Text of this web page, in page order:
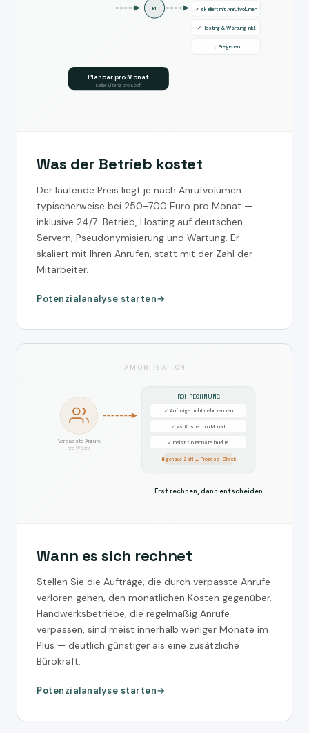
KI ✓ skaliert mit Anrufvolumen
✓ Hosting & Wartung inkl.
→ Freigeben
Planbar pro Monat
Keine Lizenz pro Kopf
Was der Betrieb kostet
Der laufende Preis liegt je nach Anrufvolumen
typischerweise bei 250–700 Euro pro Monat —
inklusive 24/7-Betrieb, Hosting auf deutschen
Servern, Pseudonymisierung und Wartung. Er
skaliert mit Ihren Anrufen, statt mit der Zahl der
Mitarbeiter.
Potenzialanalyse starten
AMORTISATION
Verpasste Anrufe
pro Woche
ROI-RECHNUNG
✓ Aufträge nicht mehr verloren
✓ vs. Kosten pro Monat
✓ meist < 6 Monate im Plus
⏸ genaue Zahl → Prozess-Check
Erst rechnen, dann entscheiden
Wann es sich rechnet
Stellen Sie die Aufträge, die durch verpasste Anrufe
verloren gehen, den monatlichen Kosten gegenüber.
Handwerksbetriebe, die regelmäßig Anrufe
verpassen, sind meist innerhalb weniger Monate im
Plus — deutlich günstiger als eine zusätzliche
Bürokraft.
Potenzialanalyse starten